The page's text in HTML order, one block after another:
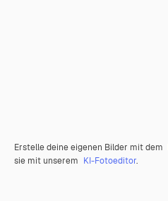
Erstelle deine eigenen Bilder mit dem
sie mit unserem KI-Fotoeditor.